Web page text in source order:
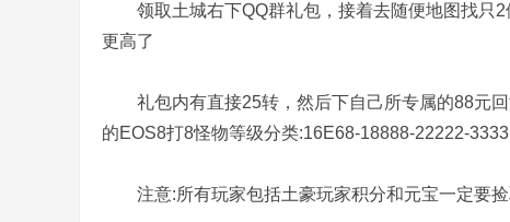
领取土城右下QQ群礼包，接着去随便地图找只2
更高了
礼包内有直接25转，然后下自己所专属的88元回
的EOS8打8怪物等级分类:16E68-18888-22222-
注意:所有玩家包括土豪玩家积分和元宝一定要捡